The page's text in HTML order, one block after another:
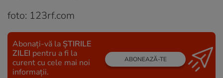
foto: 123rf.com
Abonați-vă la ȘTIRILE
ZILEI pentru a fi la
curent cu cele mai noi
informații.
ABONEAZĂ-TE